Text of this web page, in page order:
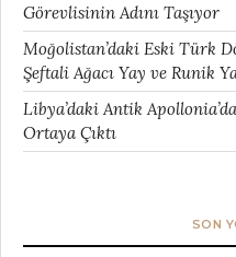
Görevlisinin Adını Taşıyor
Moğolistan’daki Eski Türk
Şeftali Ağacı Yay ve Runik
Libya’daki Antik
Ortaya Çıktı
SON